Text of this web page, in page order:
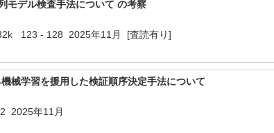
モデル検査手法について の考察
123 - 128 2025年11月 [査読有り]
械学習を援用した検証順序決定手法について
2025年11月